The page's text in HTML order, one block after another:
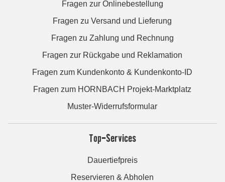
Fragen zur Onlinebestellung
Fragen zu Versand und Lieferung
Fragen zu Zahlung und Rechnung
Fragen zur Rückgabe und Reklamation
Fragen zum Kundenkonto & Kundenkonto-ID
Fragen zum HORNBACH Projekt-Marktplatz
Muster-Widerrufsformular
Top-Services
Dauertiefpreis
Reservieren & Abholen